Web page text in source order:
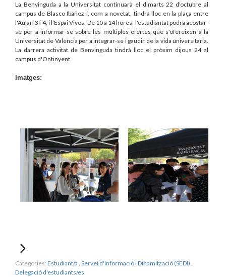
La Benvinguda a la Universitat continuarà el dimarts 22 d'octubre al
campus de Blasco Ibáñez i, com a novetat, tindrà lloc en la plaça entre
l'Aulari 3 i 4, i l’Espai Vives. De 10 a 14 hores, l'estudiantat podrà acostar-
se per a informar-se sobre les múltiples ofertes que s'ofereixen a la
Universitat de València per a integrar-se i gaudir de la vida universitària.
La darrera activitat de Benvinguda tindrà lloc el pròxim dijous 24 al
campus d'Ontinyent.
Imatges:
Categories: Estudiant/a , Servei d'Informació i Dinamització (SEDI) ,
Delegació d'estudiants/es